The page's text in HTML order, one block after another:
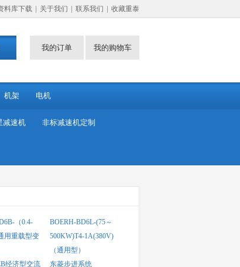
料库下载 关于我们 联系我们 收藏重泰
我的订单 我的购物车
机架 电机
减速机 非标减速机定制
（0.4-
用重载型变
BOERH-BD6L-(75～
500KW)T4-1A(380V)
（通用型）
经济型交流
东菱步进系统